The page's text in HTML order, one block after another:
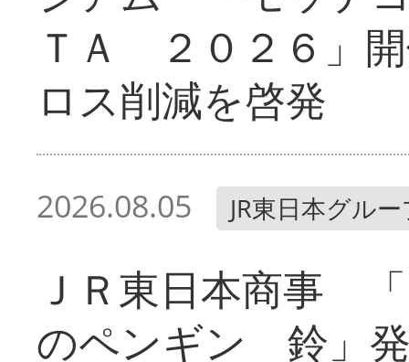
ＴＡ ２０２６」
ロス削減を啓発
2026.08.05 JR東日本グル
ＪＲ東日本商事
のペンギン 鈴」